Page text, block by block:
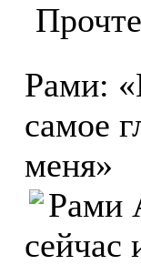
Рами:
самое
меня»
Рами
сейчас